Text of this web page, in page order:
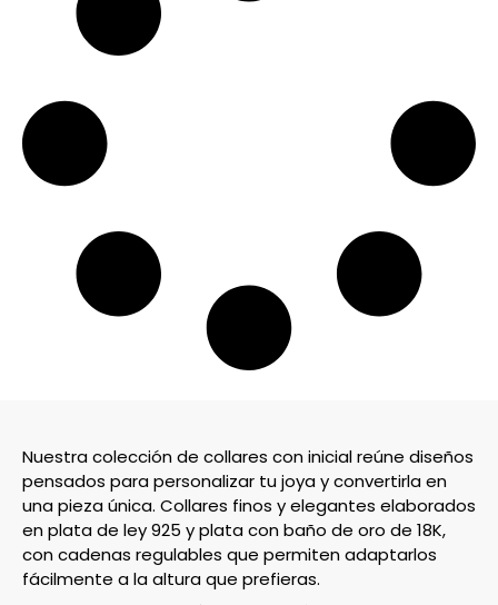
Nuestra colección de collares con inicial reúne diseños
pensados para personalizar tu joya y convertirla en
una pieza única. Collares finos y elegantes elaborados
en plata de ley 925 y plata con baño de oro de 18K,
con cadenas regulables que permiten adaptarlos
fácilmente a la altura que prefieras.